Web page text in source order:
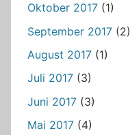
Oktober 2017 (1)
September 2017 (2)
August 2017 (1)
Juli 2017 (3)
Juni 2017 (3)
Mai 2017 (4)